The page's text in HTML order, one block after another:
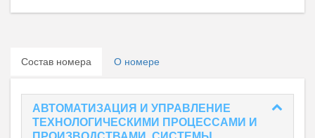
Состав номера О номере
АВТОМАТИЗАЦИЯ И УПРАВЛЕНИЕ
ТЕХНОЛОГИЧЕСКИМИ ПРОЦЕССАМИ И